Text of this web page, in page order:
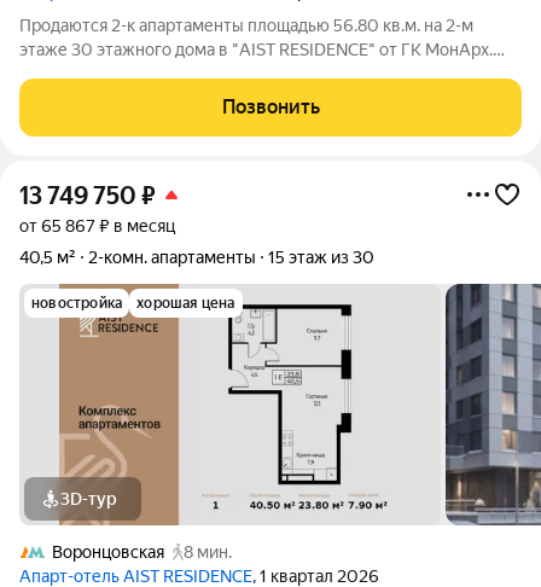
Продаются 2-к апартаменты площадью 56.80 кв.м. на 2-м
этаже 30 этажного дома в "AIST RESIDENCE" от ГК МонАрх.
стремится к гармонии между динамичной городской жизнью и
отдыхом на природе.
Позвонить
13 749 750 ₽
от 65 867 ₽ в месяц
40,5 м²
2-комн. апартаменты 15 этаж из 30
новостройка хорошая цена
3D-тур
Воронцовская
8 мин.
Апарт-отель AIST RESIDENCE, 1 квартал 2026